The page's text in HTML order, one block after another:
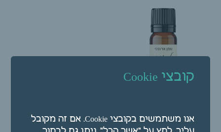
לבונה 10 מ"ל
קובצי Cookie
אנו משתמשים בקובצי Cookie. אם זה מקובל